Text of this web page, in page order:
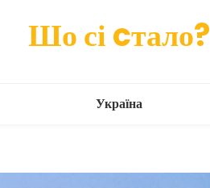
Шо сі cтало?
Україна